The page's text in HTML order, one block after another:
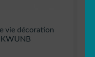
vie décoration